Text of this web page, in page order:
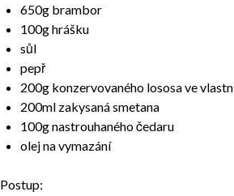
650g brambor
100g hrášku
sůl
pepř
200g konzervovaného lososa ve
200ml zakysaná smetana
100g nastrouhaného čedaru
olej na vymazání
Postup: